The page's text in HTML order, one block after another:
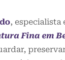
, especialista
Fina em